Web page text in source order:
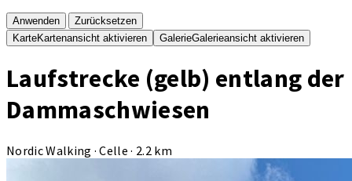
Anwenden
Zurücksetzen
KarteKartenansicht aktivieren GalerieGalerieansicht aktivieren
Laufstrecke (gelb) entlang der
Dammaschwiesen
Nordic Walking · Celle · 2.2 km